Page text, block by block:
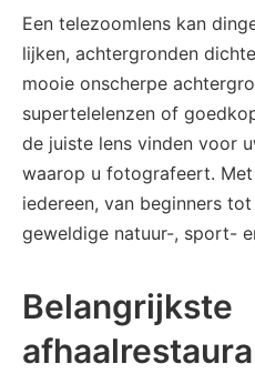
Een telezoomlens kan
lijken, achtergronden
mooie onscherpe
supertelelenzen of
de juiste lens vinden voor
waarop u fotografeert.
iedereen, van beginners
geweldige natuur-, sport-
Belangrijkste